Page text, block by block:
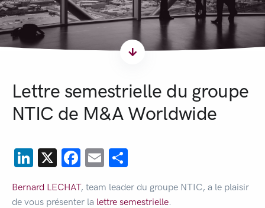
Lettre semestrielle du groupe
NTIC de M&A Worldwide
LinkedIn
X Facebook
Email
Bernard LECHAT, team leader du groupe NTIC, a le plaisir
de vous présenter la lettre semestrielle.